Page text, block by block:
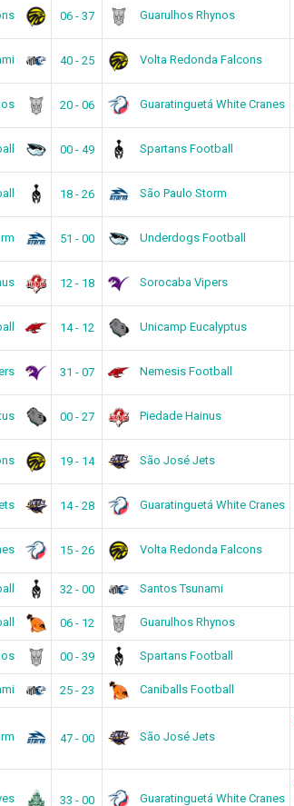
06 - 37 Guarulhos Rhynos
40 - 25 Volta Redonda Falcons
20 - 06 Guaratinguetá White Cranes
00 - 49 Spartans Football
18 - 26 São Paulo Storm
51 - 00 Underdogs Football
12 - 18 Sorocaba Vipers
14 - 12 Unicamp Eucalyptus
31 - 07 Nemesis Football
00 - 27 Piedade Hainus
19 - 14 São José Jets
14 - 28 Guaratinguetá White Cranes
15 - 26 Volta Redonda Falcons
32 - 00 Santos Tsunami
06 - 12 Guarulhos Rhynos
00 - 39 Spartans Football
25 - 23 Caniballs Football
47 - 00 São José Jets
33 - 00 Guaratinguetá White Cranes